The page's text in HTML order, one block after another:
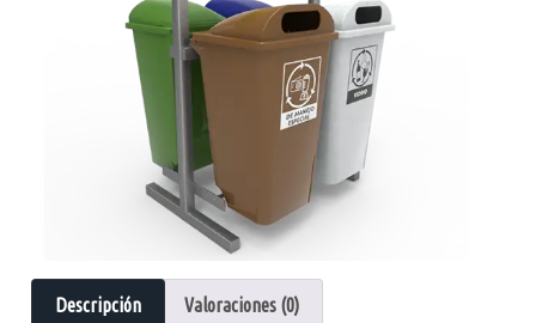
Descripción Valoraciones (0)